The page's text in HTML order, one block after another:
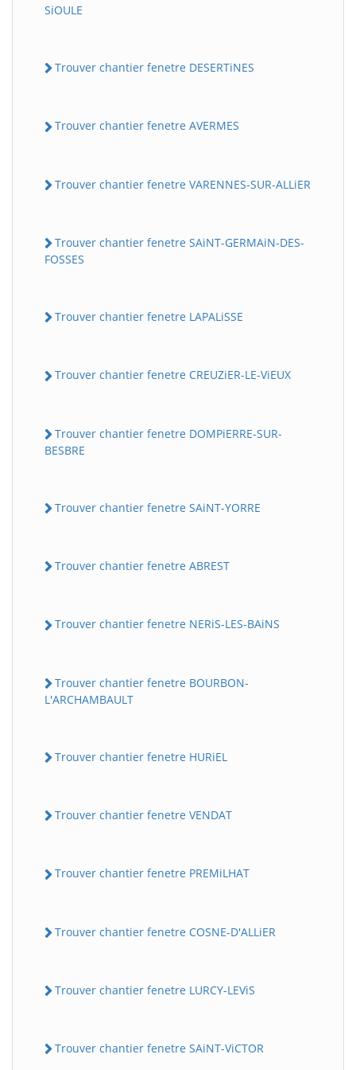
SiOULE
Trouver chantier fenetre DESERTiNES
Trouver chantier fenetre AVERMES
Trouver chantier fenetre VARENNES-SUR-ALLiER
Trouver chantier fenetre SAiNT-GERMAiN-DES-
FOSSES
Trouver chantier fenetre LAPALiSSE
Trouver chantier fenetre CREUZiER-LE-ViEUX
Trouver chantier fenetre DOMPiERRE-SUR-
BESBRE
Trouver chantier fenetre SAiNT-YORRE
Trouver chantier fenetre ABREST
Trouver chantier fenetre NERiS-LES-BAiNS
Trouver chantier fenetre BOURBON-
L'ARCHAMBAULT
Trouver chantier fenetre HURiEL
Trouver chantier fenetre VENDAT
Trouver chantier fenetre PREMiLHAT
Trouver chantier fenetre COSNE-D'ALLiER
Trouver chantier fenetre LURCY-LEViS
Trouver chantier fenetre SAiNT-ViCTOR